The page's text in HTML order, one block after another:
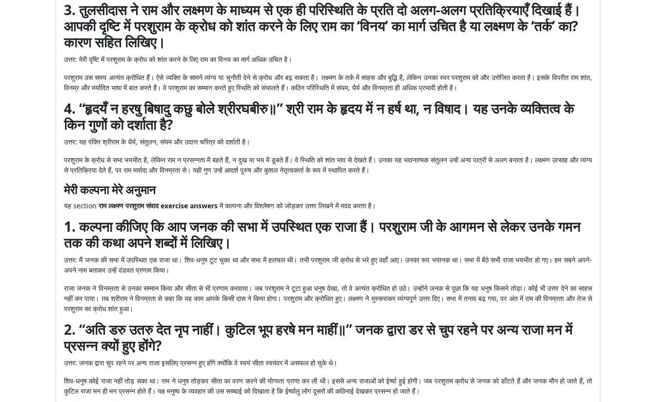
3. तुलसीदास ने राम और लक्ष्मण के माध्यम से एक ही परिस्थिति के प्रति दो अलग-अलग प्रतिक्रियाएँ दिखाई हैं।
आपकी दृष्टि में परशुराम के क्रोध को शांत करने के लिए राम का ‘विनय’ का मार्ग उचित है या लक्ष्मण के ‘तर्क’ का?
कारण सहित लिखिए।
उत्तर: मेरी दृष्टि में परशुराम के क्रोध को शांत करने के लिए राम का विनय का मार्ग अधिक उचित है।
परशुराम उस समय अत्यंत क्रोधित हैं। ऐसे व्यक्ति के सामने व्यंग्य या चुनौती देने से क्रोध और बढ़ सकता है। लक्ष्मण के तर्क में साहस और बुद्धि है, लेकिन उनका स्वर परशुराम को और उत्तेजित करता है। इसके विपरीत राम शांत,
विनम्र और मर्यादित भाषा में बात करते हैं। वे परशुराम का सम्मान करते हुए स्थिति को संभालते हैं। कठिन परिस्थिति में संयम, धैर्य और विनम्रता ही अधिक प्रभावी होती है।
4. “हृदयँ न हरषु बिषादु कछु बोले श्रीरघबीरु॥” श्री राम के हृदय में न हर्ष था, न विषाद। यह उनके व्यक्तित्व के
किन गुणों को दर्शाता है?
उत्तर: यह पंक्ति श्रीराम के धैर्य, संतुलन, संयम और उदात्त चरित्र को दर्शाती है।
परशुराम के क्रोध से सभा भयभीत है, लेकिन राम न प्रसन्नता में बहते हैं, न दुख या भय में डूबते हैं। वे स्थिति को शांत भाव से देखते हैं। उनका यह भावनात्मक संतुलन उन्हें अन्य पात्रों से अलग बनाता है। लक्ष्मण उत्साह और व्यंग्य
से प्रतिक्रिया देते हैं, पर राम मर्यादा और विनम्रता से। यही गुण उन्हें आदर्श पुरुष और कुशल नेतृत्वकर्ता के रूप में स्थापित करते हैं।
मेरी कल्पना मेरे अनुमान
यह sectionराम लक्ष्मण परशुराम संवाद exercise answers में कल्पना और विश्लेषण को जोड़कर उत्तर लिखने में मदद करता है।
1. कल्पना कीजिए कि आप जनक की सभा में उपस्थित एक राजा हैं। परशुराम जी के आगमन से लेकर उनके गमन
तक की कथा अपने शब्दों में लिखिए।
उत्तर: मैं जनक की सभा में उपस्थित एक राजा था। शिव-धनुष टूट चुका था और सभा में हलचल थी। तभी परशुराम जी क्रोध से भरे हुए वहाँ आए। उनका रूप भयानक था। सभा में बैठे सभी राजा भयभीत हो गए। हम सबने अपने-
अपने नाम बताकर उन्हें दंडवत प्रणाम किया।
राजा जनक ने विनम्रता से उनका सम्मान किया और सीता से भी प्रणाम करवाया। जब परशुराम ने टूटा हुआ धनुष देखा, तो वे अत्यंत क्रोधित हो उठे। उन्होंने जनक से पूछा कि यह धनुष किसने तोड़ा। कोई भी उत्तर देने का साहस
नहीं कर पाया। तब श्रीराम ने विनम्रता से कहा कि यह काम आपके किसी दास ने किया होगा। परशुराम और क्रोधित हुए। लक्ष्मण ने मुस्कराकर व्यंग्यपूर्ण उत्तर दिए। सभा में तनाव बढ़ गया, पर अंत में राम की विनम्रता और तेज से
परशुराम का क्रोध शांत हुआ।
2. “अति डरु उतरु देत नृप नाहीं। कुटिल भूप हरषे मन माहीं॥” जनक द्वारा डर से चुप रहने पर अन्य राजा मन में
प्रसन्न क्यों हुए होंगे?
उत्तर: जनक द्वारा चुप रहने पर अन्य राजा इसलिए प्रसन्न हुए होंगे क्योंकि वे स्वयं सीता स्वयंवर में असफल हो चुके थे।
शिव-धनुष कोई राजा नहीं तोड़ सका था। राम ने धनुष तोड़कर सीता का वरण करने की योग्यता प्राप्त कर ली थी। इससे अन्य राजाओं को ईर्ष्या हुई होगी। जब परशुराम क्रोध से जनक को डाँटते हैं और जनक मौन हो जाते हैं, तो
कुटिल राजा मन ही मन प्रसन्न होते हैं। यह मनुष्य के व्यवहार की उस सच्चाई को दिखाता है कि ईर्ष्यालु लोग दूसरों की कठिनाई देखकर प्रसन्न हो जाते हैं।